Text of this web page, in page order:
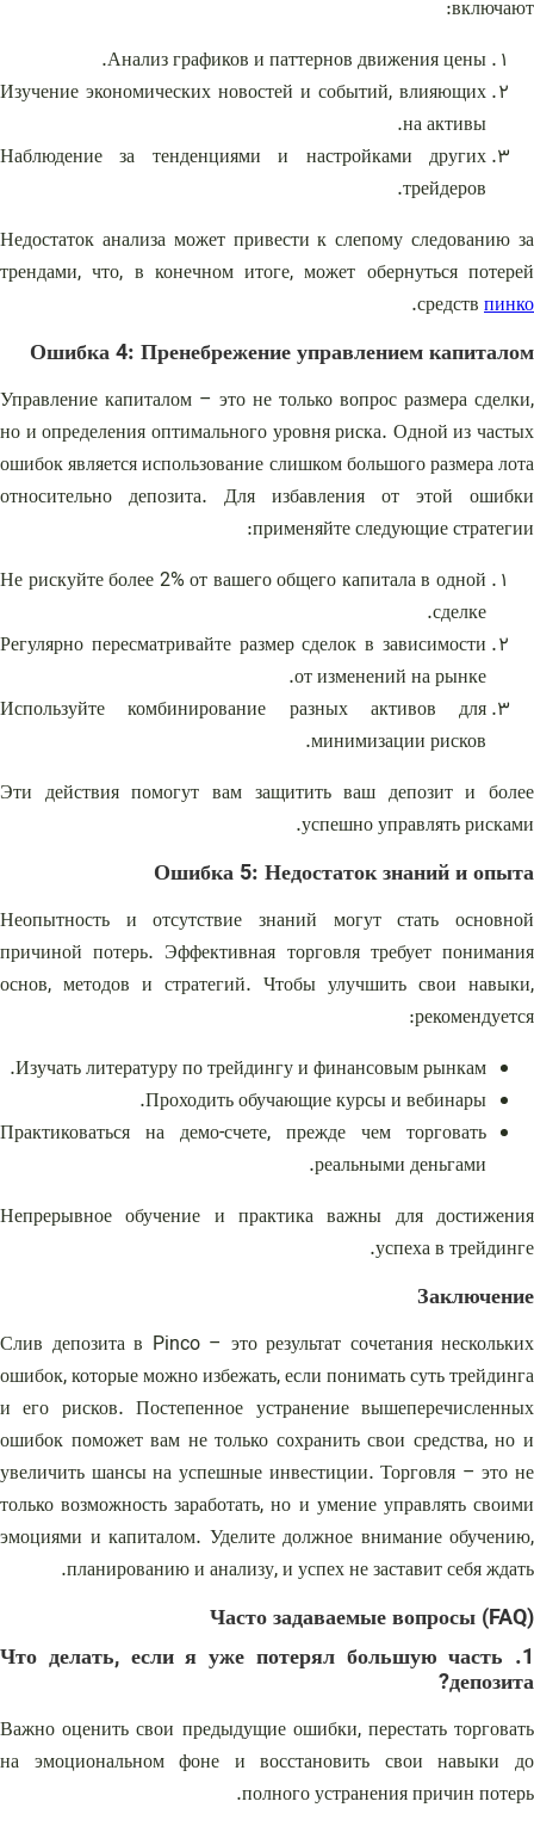
включают:
Анализ графиков и паттернов движения цены.
Изучение экономических новостей и событий, влияющих
на активы.
Наблюдение за тенденциями и настройками других
трейдеров.
Недостаток анализа может привести к слепому следованию за
трендами, что, в конечном итоге, может обернуться потерей
средствпинко
.
Ошибка 4: Пренебрежение управлением капиталом
Управление капиталом – это не только вопрос размера сделки,
но и определения оптимального уровня риска. Одной из частых
ошибок является использование слишком большого размера лота
относительно депозита. Для избавления от этой ошибки
применяйте следующие стратегии:
Не рискуйте более 2% от вашего общего капитала в одной
сделке.
Регулярно пересматривайте размер сделок в зависимости
от изменений на рынке.
Используйте комбинирование разных активов для
минимизации рисков.
Эти действия помогут вам защитить ваш депозит и более
успешно управлять рисками.
Ошибка 5: Недостаток знаний и опыта
Неопытность и отсутствие знаний могут стать основной
причиной потерь. Эффективная торговля требует понимания
основ, методов и стратегий. Чтобы улучшить свои навыки,
рекомендуется:
Изучать литературу по трейдингу и финансовым рынкам.
Проходить обучающие курсы и вебинары.
Практиковаться на демо-счете, прежде чем торговать
реальными деньгами.
Непрерывное обучение и практика важны для достижения
успеха в трейдинге.
Заключение
Слив депозита в Pinco – это результат сочетания нескольких
ошибок, которые можно избежать, если понимать суть трейдинга
и его рисков. Постепенное устранение вышеперечисленных
ошибок поможет вам не только сохранить свои средства, но и
увеличить шансы на успешные инвестиции. Торговля – это не
только возможность заработать, но и умение управлять своими
эмоциями и капиталом. Уделите должное внимание обучению,
планированию и анализу, и успех не заставит себя ждать.
Часто задаваемые вопросы (FAQ)
1. Что делать, если я уже потерял большую часть
депозита?
Важно оценить свои предыдущие ошибки, перестать торговать
на эмоциональном фоне и восстановить свои навыки до
полного устранения причин потерь.